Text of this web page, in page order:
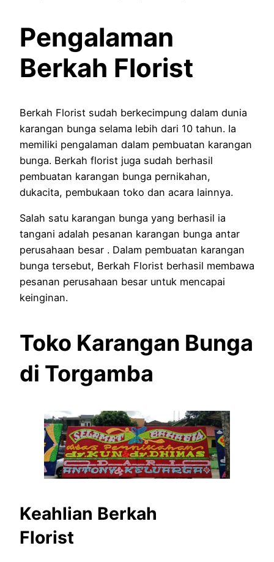
Pengalaman
Berkah Florist
Berkah Florist sudah berkecimpung dalam dunia
karangan bunga selama lebih dari 10 tahun. Ia
memiliki pengalaman dalam pembuatan karangan
bunga. Berkah florist juga sudah berhasil
pembuatan karangan bunga pernikahan,
dukacita, pembukaan toko dan acara lainnya.
Salah satu karangan bunga yang berhasil ia
tangani adalah pesanan karangan bunga antar
perusahaan besar . Dalam pembuatan karangan
bunga tersebut, Berkah Florist berhasil membawa
pesanan perusahaan besar untuk mencapai
keinginan.
Toko Karangan Bunga
di Torgamba
Keahlian Berkah
Florist